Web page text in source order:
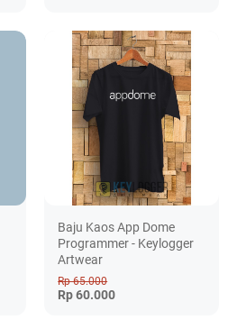
Baju Kaos App Dome
Programmer - Keylogger
Artwear
Rp 65.000
Rp 60.000